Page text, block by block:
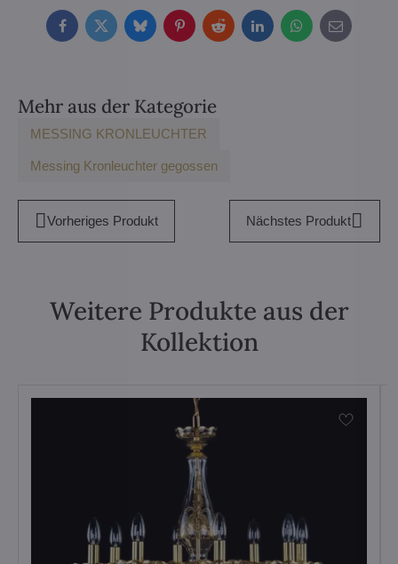
FacebookTwitterBlueskyPinterestRedditLinkedInWhatsApp
E-
mail
Mehr aus der Kategorie
MESSING KRONLEUCHTER
Messing Kronleuchter gegossen
Vorheriges Produkt Nächstes Produkt
Weitere Produkte aus der
Kollektion